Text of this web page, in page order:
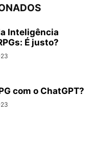
Inteligência
É justo?
com o ChatGPT?